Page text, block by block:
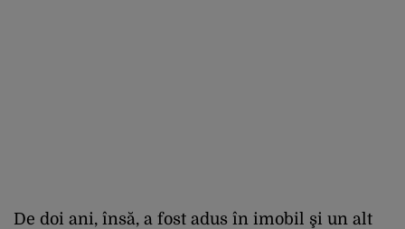
De doi ani, însă, a fost adus în imobil şi un alt